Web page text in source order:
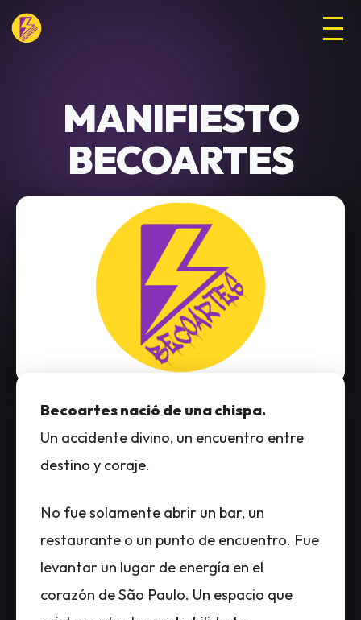
MANIFIESTO
BECOARTES
Becoartes nació de una chispa.
Un accidente divino, un encuentro entre
destino y coraje.
No fue solamente abrir un bar, un
restaurante o un punto de encuentro. Fue
levantar un lugar de energía en el
corazón de São Paulo. Un espacio que